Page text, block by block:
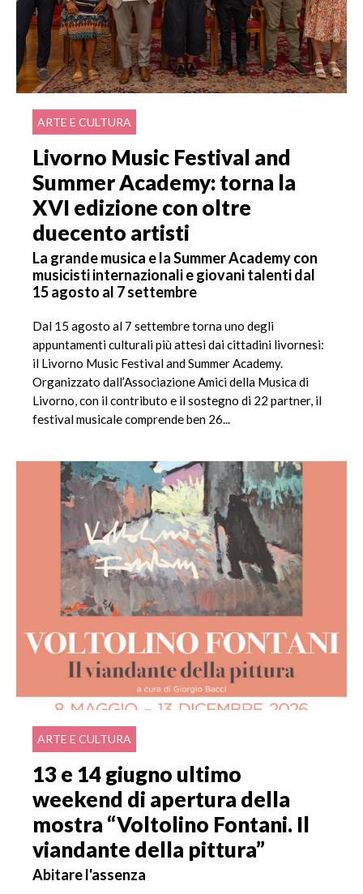
ARTE E CULTURA
Livorno Music Festival and
Summer Academy: torna la
XVI edizione con oltre
duecento artisti
La grande musica e la Summer Academy con
musicisti internazionali e giovani talenti dal
15 agosto al 7 settembre
Dal 15 agosto al 7 settembre torna uno degli
appuntamenti culturali più attesi dai cittadini livornesi:
il Livorno Music Festival and Summer Academy.
Organizzato dall’Associazione Amici della Musica di
Livorno, con il contributo e il sostegno di 22 partner, il
festival musicale comprende ben 26...
ARTE E CULTURA
13 e 14 giugno ultimo
weekend di apertura della
mostra “Voltolino Fontani. Il
viandante della pittura”
Abitare l'assenza